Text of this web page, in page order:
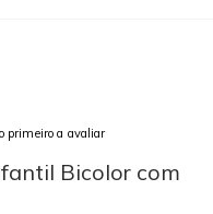
primeiro a avaliar
Bicolor com